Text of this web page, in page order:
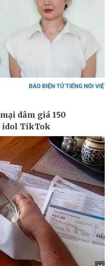
Quân sự - Quốc phòng
Vũ khí
Việt Nam
Phân tích